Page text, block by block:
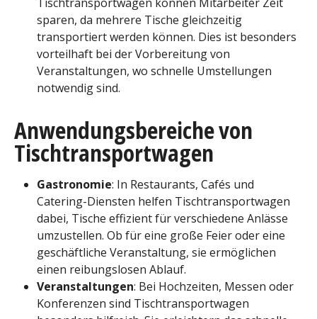
sparen, da mehrere Tische gleichzeitig
transportiert werden können. Dies ist besonders
vorteilhaft bei der Vorbereitung von
Veranstaltungen, wo schnelle Umstellungen
notwendig sind.
Anwendungsbereiche von
Tischtransportwagen
Gastronomie: In Restaurants, Cafés und
Catering-Diensten helfen Tischtransportwagen
dabei, Tische effizient für verschiedene Anlässe
umzustellen. Ob für eine große Feier oder eine
geschäftliche Veranstaltung, sie ermöglichen
einen reibungslosen Ablauf.
Veranstaltungen: Bei Hochzeiten, Messen oder
Konferenzen sind Tischtransportwagen